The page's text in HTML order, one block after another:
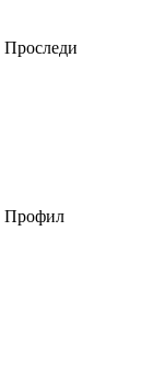
Проследи
Профил